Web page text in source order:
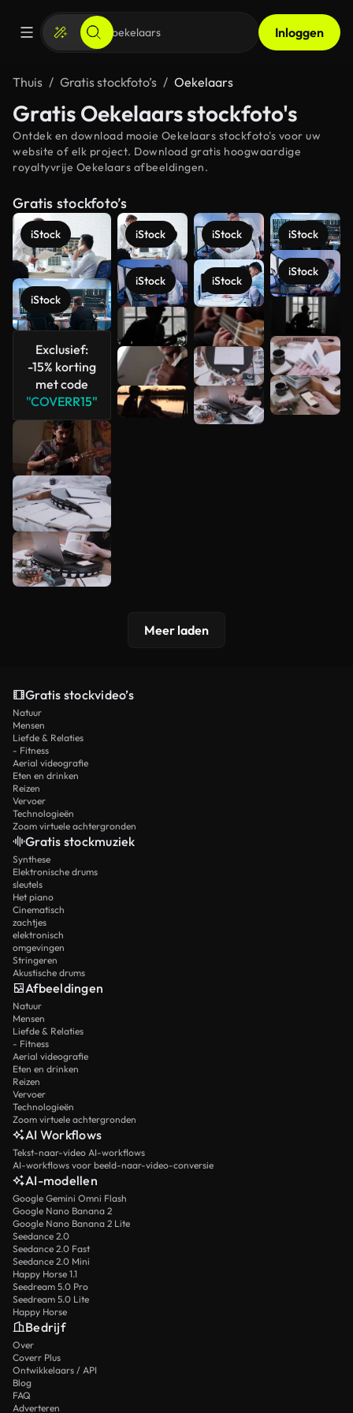
Inloggen
Thuis Gratis stockfoto’s Oekelaars
Gratis Oekelaars stockfoto's
Ontdek en download mooie Oekelaars stockfoto's voor uw
website of elk project. Download gratis hoogwaardige
royaltyvrije Oekelaars afbeeldingen.
Gratis stockfoto’s
iStock
iStock
Exclusief:
-15% korting
met code
"COVERR15"
iStock
iStock
iStock
iStock
iStock
iStock
Meer
bekijken
Meer laden
Gratis stockvideo’s
Natuur
Mensen
Liefde & Relaties
- Fitness
Aerial videografie
Eten en drinken
Reizen
Vervoer
Technologieën
Zoom virtuele achtergronden
Gratis stockmuziek
Synthese
Elektronische drums
sleutels
Het piano
Cinematisch
zachtjes
elektronisch
omgevingen
Stringeren
Akustische drums
Afbeeldingen
Natuur
Mensen
Liefde & Relaties
- Fitness
Aerial videografie
Eten en drinken
Reizen
Vervoer
Technologieën
Zoom virtuele achtergronden
AI Workflows
Tekst-naar-video AI-workflows
AI-workflows voor beeld-naar-video-conversie
AI-modellen
Google Gemini Omni Flash
Google Nano Banana 2
Google Nano Banana 2 Lite
Seedance 2.0
Seedance 2.0 Fast
Seedance 2.0 Mini
Happy Horse 1.1
Seedream 5.0 Pro
Seedream 5.0 Lite
Happy Horse
Bedrijf
Over
Coverr Plus
Ontwikkelaars / API
Blog
FAQ
Adverteren